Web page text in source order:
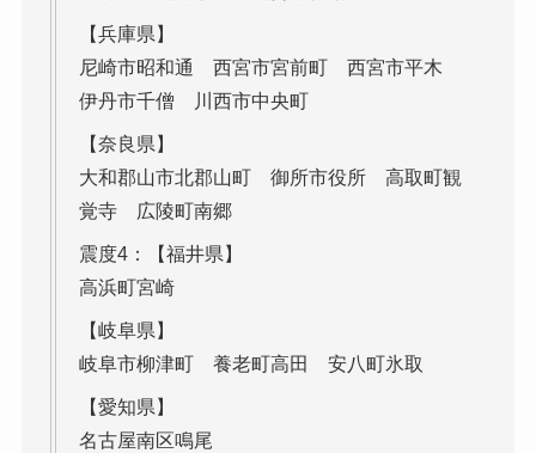
【兵庫県】
尼崎市昭和通 西宮市宮前町 西宮市平木
伊丹市千僧 川西市中央町
【奈良県】
大和郡山市北郡山町 御所市役所 高取町観
覚寺 広陵町南郷
震度4：【福井県】
高浜町宮崎
【岐阜県】
岐阜市柳津町 養老町高田 安八町氷取
【愛知県】
名古屋南区鳴尾